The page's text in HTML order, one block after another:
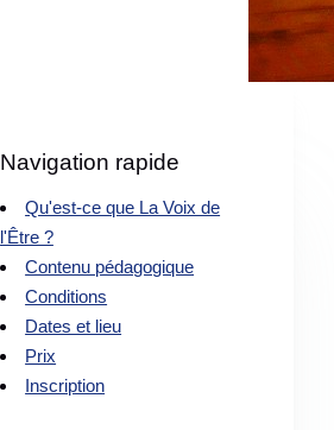
Navigation rapide
Qu'est-ce que La Voix de
l'Être ?
Contenu pédagogique
Conditions
Dates et lieu
Prix
Inscription